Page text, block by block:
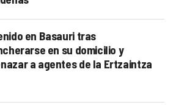
en Basauri tras
en su domicilio y
a agentes de la Ertzaintza